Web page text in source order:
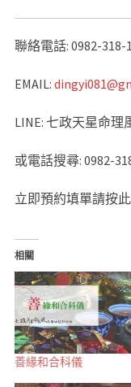
聯絡電話: 0982-318-
EMAIL:
LINE: 七政天星命理
或電話搜尋: 0982-
立即預約填單請按此
相關
善緣和合科儀